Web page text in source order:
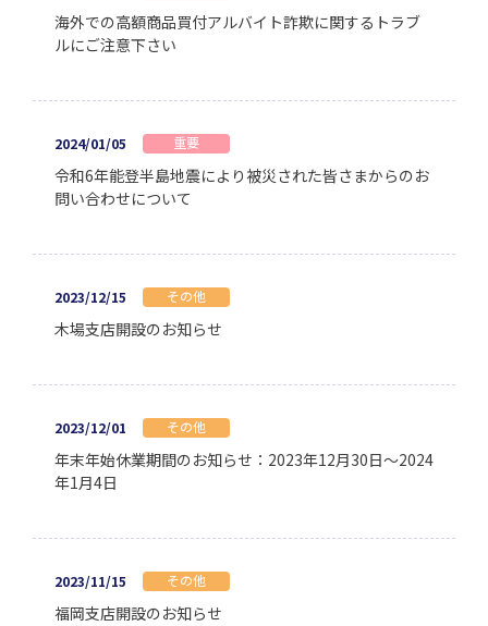
海外での高額商品買付アルバイト詐欺に関するトラブ
ルにご注意下さい
2024/01/05 重要
令和6年能登半島地震により被災された皆さまからのお
問い合わせについて
2023/12/15 その他
木場支店開設のお知らせ
2023/12/01 その他
年末年始休業期間のお知らせ：2023年12月30日～2024
年1月4日
2023/11/15 その他
福岡支店開設のお知らせ